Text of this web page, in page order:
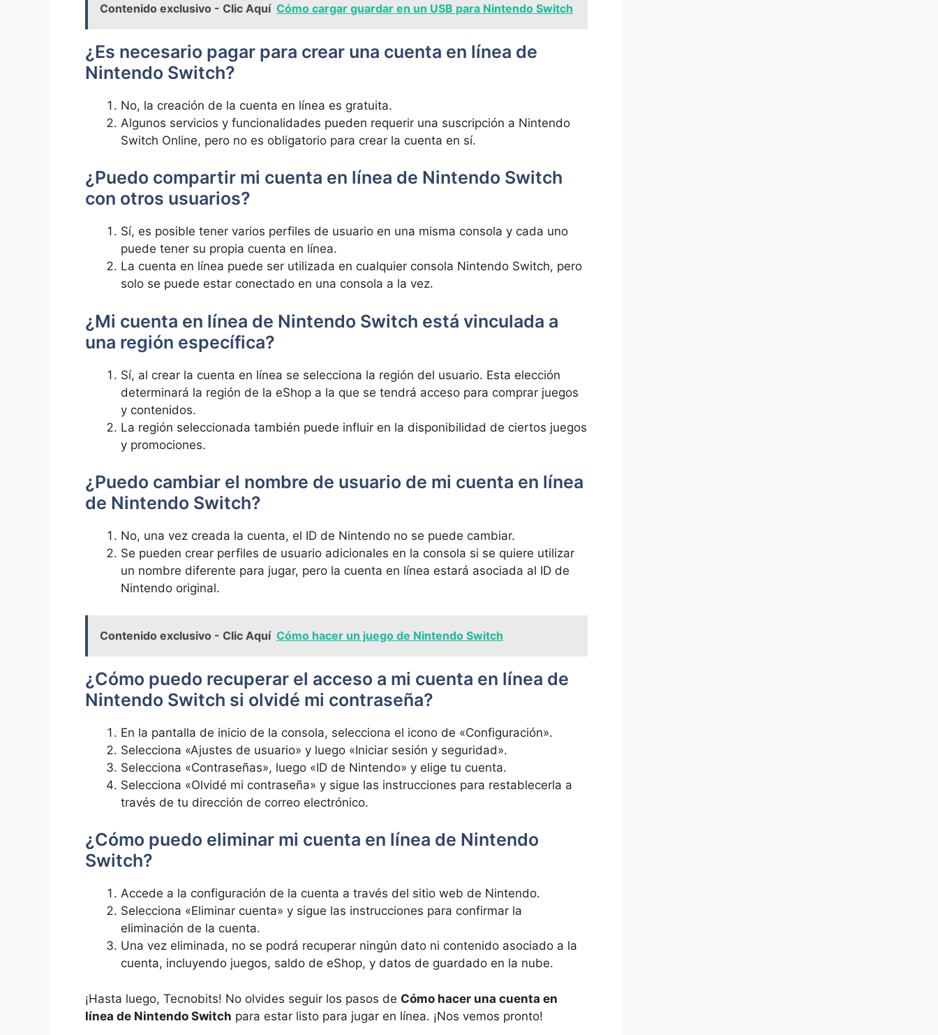
Contenido exclusivo - Clic Aquí Cómo cargar guardar en un USB para Nintendo Switch
¿Es necesario pagar para crear una cuenta en línea de
Nintendo Switch?
No, la creación de la cuenta en línea es gratuita.
Algunos servicios y funcionalidades pueden requerir una suscripción a Nintendo
Switch Online, pero no es obligatorio para crear la cuenta en sí.
¿Puedo compartir mi cuenta en línea de Nintendo Switch
con otros usuarios?
Sí, es posible tener varios perfiles de usuario en una misma consola y cada uno
puede tener su propia cuenta en línea.
La cuenta en línea puede ser utilizada en cualquier consola Nintendo Switch, pero
solo se puede estar conectado en una consola a la vez.
¿Mi cuenta en línea de Nintendo Switch está vinculada a
una región específica?
Sí, al crear la cuenta en línea se selecciona la región del usuario. Esta elección
determinará la región de la eShop a la que se tendrá acceso para comprar juegos
y contenidos.
La región seleccionada también puede influir en la disponibilidad de ciertos juegos
y promociones.
¿Puedo cambiar el nombre de usuario de mi cuenta en línea
de Nintendo Switch?
No, una vez creada la cuenta, el ID de Nintendo no se puede cambiar.
Se pueden crear perfiles de usuario adicionales en la consola si se quiere utilizar
un nombre diferente para jugar, pero la cuenta en línea estará asociada al ID de
Nintendo original.
Contenido exclusivo - Clic Aquí Cómo hacer un juego de Nintendo Switch
¿Cómo puedo recuperar el acceso a mi cuenta en línea de
Nintendo Switch si olvidé mi contraseña?
En la pantalla de inicio de la consola, selecciona el icono de «Configuración».
Selecciona «Ajustes de usuario» y luego «Iniciar sesión y seguridad».
Selecciona «Contraseñas», luego «ID de Nintendo» y elige tu cuenta.
Selecciona «Olvidé mi contraseña» y sigue las instrucciones para restablecerla a
través de tu dirección de correo electrónico.
¿Cómo puedo eliminar mi cuenta en línea de Nintendo
Switch?
Accede a la configuración de la cuenta a través del sitio web de Nintendo.
Selecciona «Eliminar cuenta» y sigue las instrucciones para confirmar la
eliminación de la cuenta.
Una vez eliminada, no se podrá recuperar ningún dato ni contenido asociado a la
cuenta, incluyendo juegos, saldo de eShop, y datos de guardado en la nube.
¡Hasta luego, Tecnobits! No olvides seguir los pasos de Cómo hacer una cuenta en
línea de Nintendo Switch para estar listo para jugar en línea. ¡Nos vemos pronto!